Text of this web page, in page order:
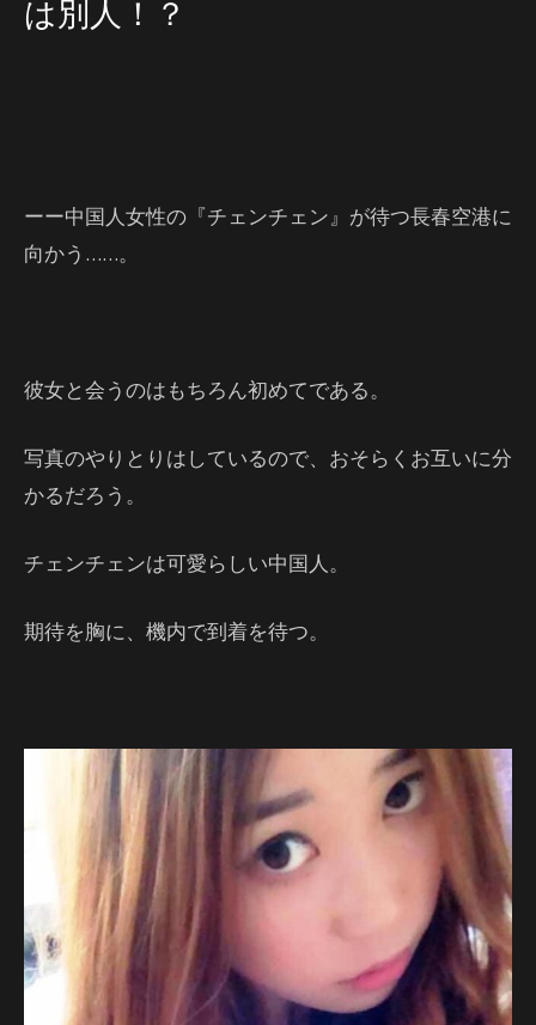
は別人！？
ーー中国人女性の『チェンチェン』が待つ長春空港に
向かう……。
彼女と会うのはもちろん初めてである。
写真のやりとりはしているので、おそらくお互いに分
かるだろう。
チェンチェンは可愛らしい中国人。
期待を胸に、機内で到着を待つ。